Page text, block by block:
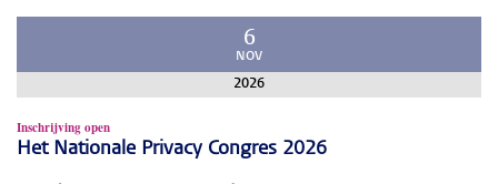
6
NOV
2026
Inschrijving open
Het Nationale Privacy Congres 2026